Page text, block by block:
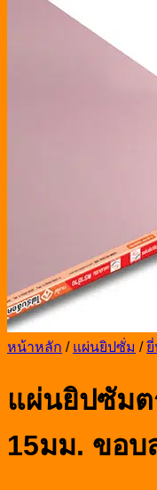
หน้าหลัก / แผ่นยิปซั่ม /
แผ่นยิปซัมต
15มม. ขอบ